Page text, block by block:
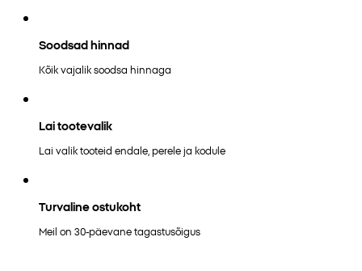
Soodsad hinnad
Kõik vajalik soodsa hinnaga
Lai tootevalik
Lai valik tooteid endale, perele ja kodule
Turvaline ostukoht
Meil on 30-päevane tagastusõigus